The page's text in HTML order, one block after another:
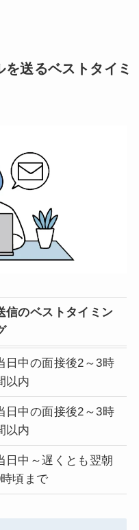
送るベストタイミ
信のベストタイミン
日中の面接後2～3時
以内
日中の面接後2～3時
以内
日中～遅くとも翌朝
頃まで